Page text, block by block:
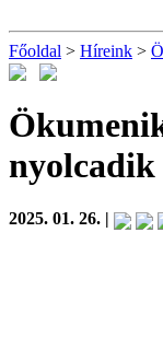
Főoldal > Híreink >
nyolcadik
2025. 01. 26. |